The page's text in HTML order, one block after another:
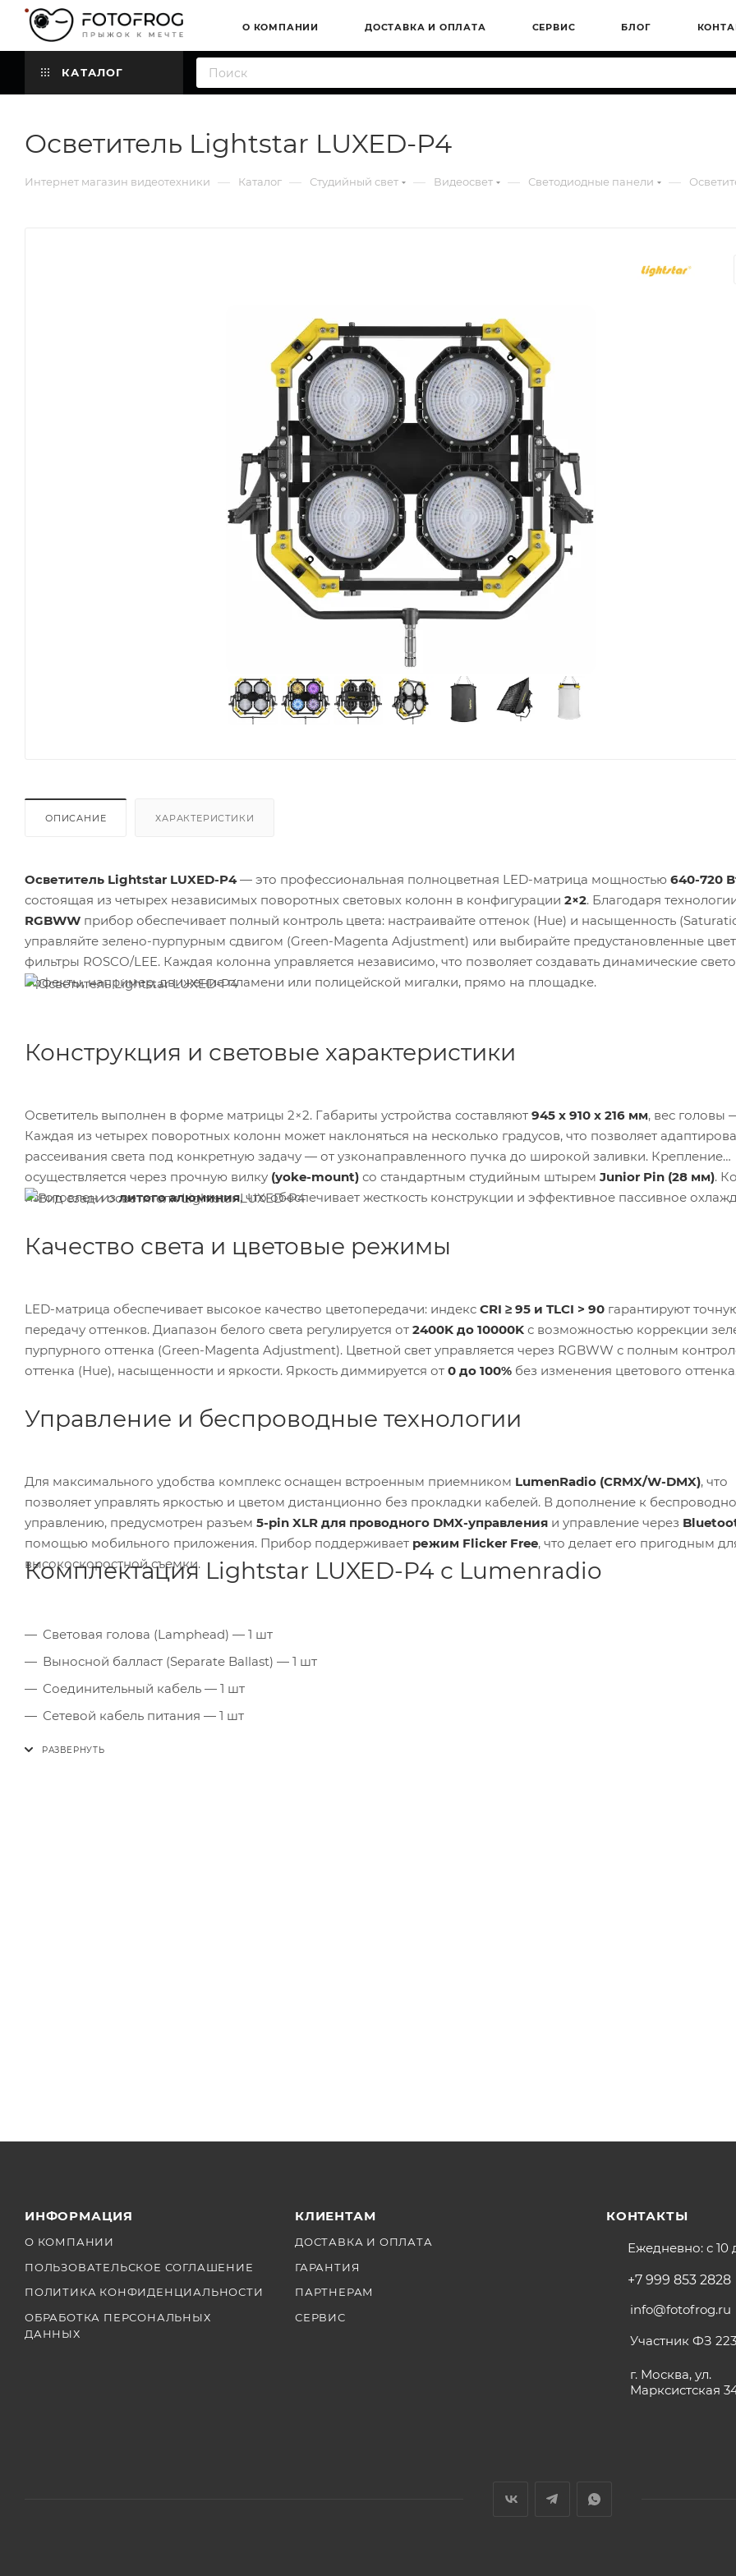
О КОМПАНИИ ДОСТАВКА И ОПЛАТА СЕРВИС БЛОГ
КАТАЛОГ
Осветитель Lightstar LUXED-P4
Интернет магазин видеотехники — Каталог — Студийный свет — Видеосвет — Светодиодные панели —
ОПИСАНИЕ ХАРАКТЕРИСТИКИ
Осветитель Lightstar LUXED-P4— это профессиональная полноцветная LED-матрица мощностью 640-720
состоящая из четырех независимых поворотных световых колонн в конфигурации 2×2. Благодаря
RGBWW прибор обеспечивает полный контроль цвета: настраивайте оттенок (Hue) и насыщенность
управляйте зелено-пурпурным сдвигом (Green-Magenta Adjustment) или выбирайте предустановленные
фильтры ROSCO/LEE. Каждая колонна управляется независимо, что позволяет создавать динамические
эффекты, например, движение пламени или полицейской мигалки, прямо на площадке.
Конструкция и световые характеристики
Осветитель выполнен в форме матрицы 2×2. Габариты устройства составляют 945 x 910 x 216 мм, вес головы
Каждая из четырех поворотных колонн может наклоняться на несколько градусов, что позволяет
рассеивания света под конкретную задачу — от узконаправленного пучка до широкой заливки. Крепление
осуществляется через прочную вилку (yoke-mount) со стандартным студийным штырем Junior Pin (28 мм).
изготовлен излитого алюминия, что обеспечивает жесткость конструкции и эффективное пассивное
Качество света и цветовые режимы
LED-матрица обеспечивает высокое качество цветопередачи: индекс CRI ≥ 95 и TLCI > 90 гарантируют
передачу оттенков. Диапазон белого света регулируется от 2400K до 10000K с возможностью коррекции
пурпурного оттенка (Green-Magenta Adjustment). Цветной свет управляется через RGBWW с полным
оттенка (Hue), насыщенности и яркости. Яркость диммируется от 0 до 100% без изменения цветового
Управление и беспроводные технологии
Для максимального удобства комплекс оснащен встроенным приемником LumenRadio (CRMX/W-DMX), что
позволяет управлять яркостью и цветом дистанционно без прокладки кабелей. В дополнение к
управлению, предусмотрен разъем 5-pin XLR для проводного DMX-управления и управление через
помощью мобильного приложения. Прибор поддерживает режим Flicker Free, что делает его пригодным
высокоскоростной съемки.
Комплектация Lightstar LUXED-P4 с Lumenradio
Световая голова (Lamphead) — 1 шт
Выносной балласт (Separate Ballast) — 1 шт
Соединительный кабель — 1 шт
Сетевой кабель питания — 1 шт
Комплект софтбоксов (Softbox Set) — 1 шт
ИНФОРМАЦИЯ
О КОМПАНИИ
ПОЛЬЗОВАТЕЛЬСКОЕ СОГЛАШЕНИЕ
ПОЛИТИКА КОНФИДЕНЦИАЛЬНОСТИ
ОБРАБОТКА ПЕРСОНАЛЬНЫХ
ДАННЫХ
КЛИЕНТАМ
ДОСТАВКА И ОПЛАТА
ГАРАНТИЯ
ПАРТНЕРАМ
СЕРВИС
КОНТАКТЫ
Ежедневно: с 10
+7 999 853 2828
info@fotofrog.ru
Участник ФЗ
г. Москва, ул.
Марксистская